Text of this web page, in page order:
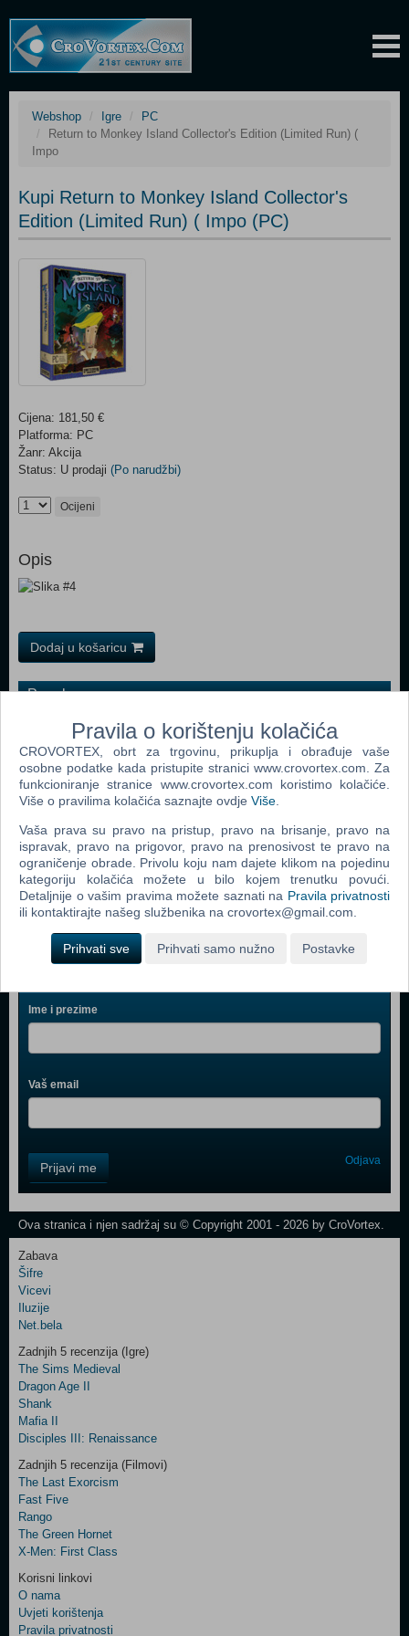
Webshop Igre
PC
Return to Monkey Island Collector's Edition (Limited Run) (
Impo
Kupi Return to Monkey Island Collector's
Edition (Limited Run) ( Impo (PC)
Cijena: 181,50 €
Platforma: PC
Žanr: Akcija
Status: U prodaji (Po narudžbi)
Ocijeni
Opis
Dodaj u košaricu
Popularno
Grand Theft Auto San Andreas (PC)
Grand Theft Auto Vice City (PC)
Grand Theft Auto IV (PC)
Spider - Man 3 (PC)
Assassin's Creed (PC)
Ime i prezime
Vaš email
Field
One
Newsletter
Control
Field
Two
Newsletter
Control
Field
Three
Newsletter
Prijavi me Odjava
Ova stranica i njen sadržaj su © Copyright 2001 - 2026 by CroVortex.
Zabava
Šifre
Vicevi
Iluzije
Net.bela
Zadnjih 5 recenzija (Igre)
The Sims Medieval
Dragon Age II
Shank
Mafia II
Disciples III: Renaissance
Zadnjih 5 recenzija (Filmovi)
The Last Exorcism
Fast Five
Rango
The Green Hornet
X-Men: First Class
Korisni linkovi
O nama
Uvjeti korištenja
Pravila privatnosti
Pravila o korištenju kolačića
CROVORTEX, obrt za trgovinu, prikuplja i obrađuje vaše
osobne podatke kada pristupite stranici www.crovortex.com. Za
funkcioniranje stranice www.crovortex.com koristimo kolačiće.
Više o pravilima kolačića saznajte ovdje Više
Vaša prava su pravo na pristup, pravo na brisanje, pravo na
ispravak, pravo na prigovor, pravo na prenosivost te pravo na
ograničenje obrade. Privolu koju nam dajete klikom na pojedinu
kategoriju kolačića možete u bilo kojem trenutku povući.
Detaljnije o vašim pravima možete saznati na Pravila privatnosti
ili kontaktirajte našeg službenika na crovortex@gmail.com.
Prihvati sve Prihvati samo nužno Postavke